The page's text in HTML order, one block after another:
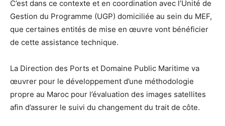
C’est dans ce contexte et en coordination avec l’Unité de
Gestion du Programme (UGP) domiciliée au sein du MEF,
que certaines entités de mise en œuvre vont bénéficier
de cette assistance technique.
La Direction des Ports et Domaine Public Maritime va
œuvrer pour le développement d’une méthodologie
propre au Maroc pour l’évaluation des images satellites
afin d’assurer le suivi du changement du trait de côte.